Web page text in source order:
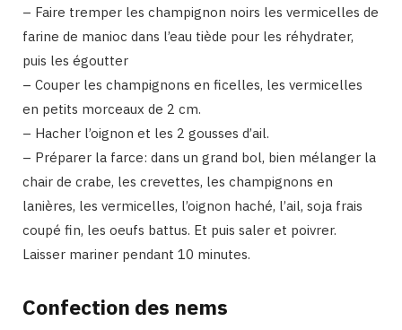
– Faire tremper les champignon noirs les vermicelles de
farine de manioc dans l’eau tiède pour les réhydrater,
puis les égoutter
– Couper les champignons en ficelles, les vermicelles
en petits morceaux de 2 cm.
– Hacher l’oignon et les 2 gousses d’ail.
– Préparer la farce: dans un grand bol, bien mélanger la
chair de crabe, les crevettes, les champignons en
lanières, les vermicelles, l’oignon haché, l’ail, soja frais
coupé fin, les oeufs battus. Et puis saler et poivrer.
Laisser mariner pendant 10 minutes.
Confection des nems